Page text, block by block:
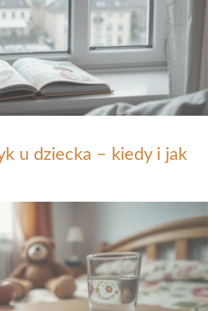
u dziecka – kiedy i jak